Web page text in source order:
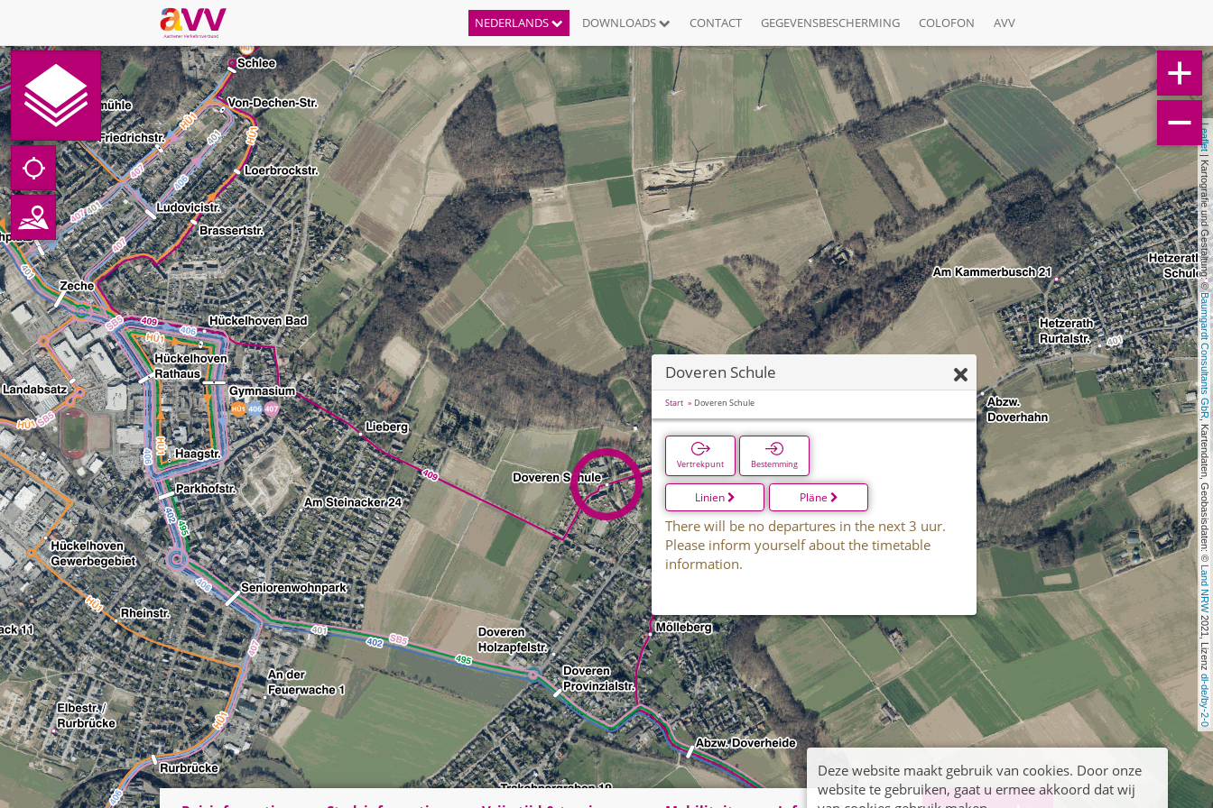
NEDERLANDS DOWNLOADS CONTACT GEGEVENSBESCHERMING COLOFON AVV
Leaflet
| Kartografie und Gestaltung: ©
Baumgardt Consultants GbR
, Kartendaten, Geobasisdaten: ©
Land NRW
2021, Lizenz
dl-de/by-2-0
Doveren Schule
Start Doveren Schule
Vertrekpunt Bestemming
Linien Pläne
There will be no departures in the next 3 uur.
Please inform yourself about the timetable
information.
Deze website maakt gebruik van cookies. Door onze
website te gebruiken, gaat u ermee akkoord dat wij